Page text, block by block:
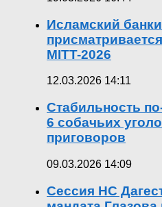
Исламский
MITT-2026
12.03.2026 14:11
Стабильность
6 собачьих
приговоров
09.03.2026 14:09
Сессия НС